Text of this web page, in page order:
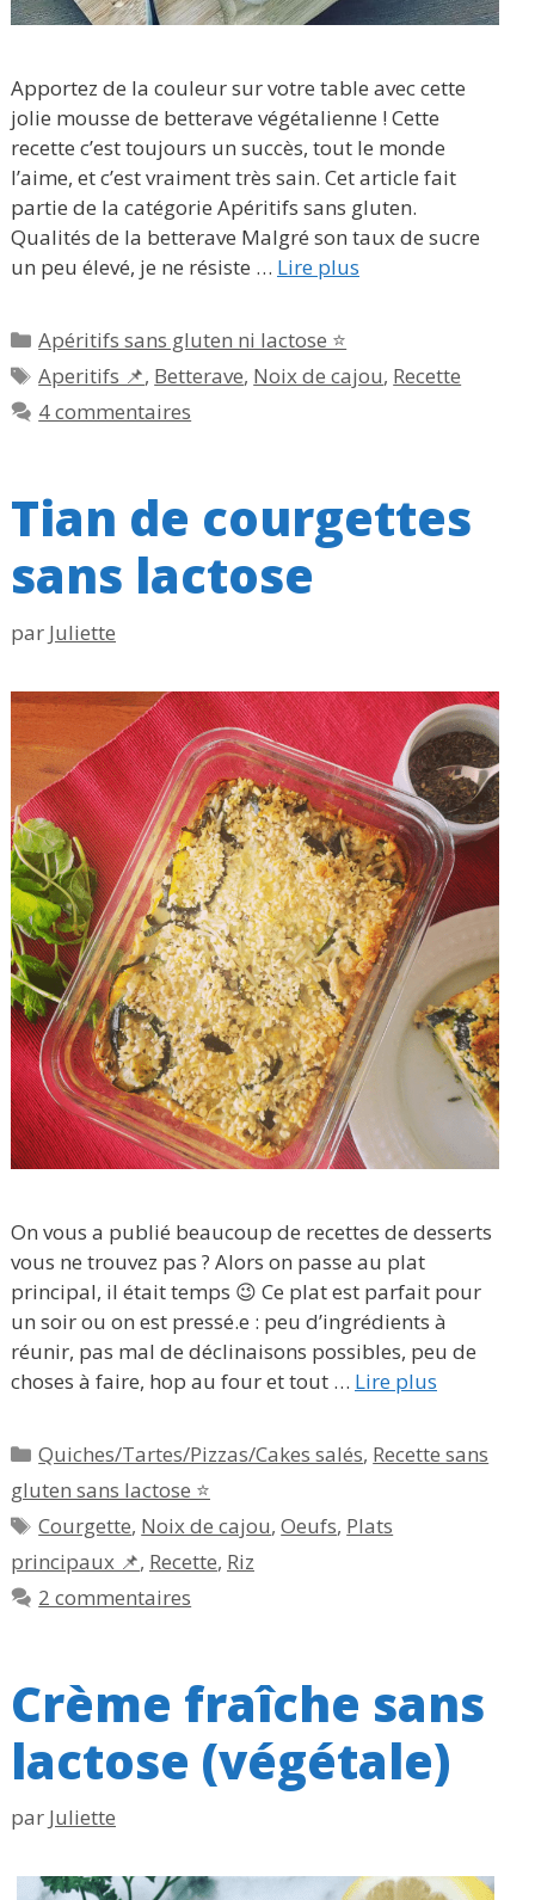
Apportez de la couleur sur votre table avec cette
jolie mousse de betterave végétalienne ! Cette
recette c’est toujours un succès, tout le monde
l’aime, et c’est vraiment très sain. Cet article fait
partie de la catégorie Apéritifs sans gluten.
Qualités de la betterave Malgré son taux de sucre
un peu élevé, je ne résiste … Lire plus
Catégories
Apéritifs sans gluten ni lactose ⭐
Étiquettes
Aperitifs 📌, Betterave, Noix de cajou, Recette
4 commentaires
Tian de courgettes
sans lactose
par Juliette
On vous a publié beaucoup de recettes de desserts
vous ne trouvez pas ? Alors on passe au plat
principal, il était temps 😉 Ce plat est parfait pour
un soir ou on est pressé.e : peu d’ingrédients à
réunir, pas mal de déclinaisons possibles, peu de
choses à faire, hop au four et tout … Lire plus
Catégories
Quiches/Tartes/Pizzas/Cakes salés, Recette sans
gluten sans lactose ⭐
Étiquettes
Courgette, Noix de cajou,Oeufs, Plats
principaux 📌, Recette, Riz
2 commentaires
Crème fraîche sans
lactose (végétale)
par Juliette